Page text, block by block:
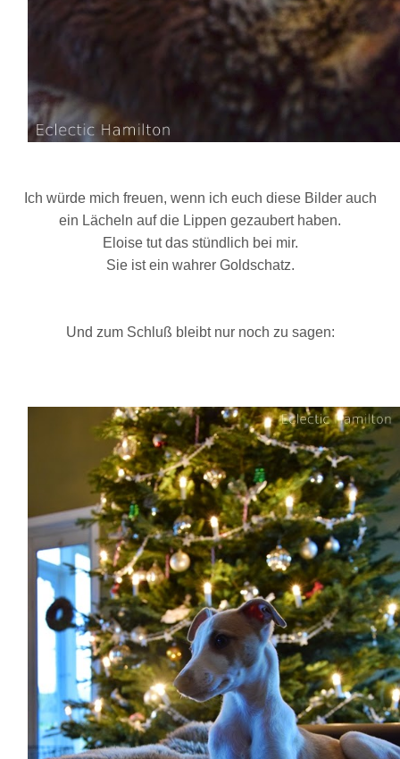
Ich würde mich freuen, wenn ich euch diese Bilder auch
ein Lächeln auf die Lippen gezaubert haben.
Eloise tut das stündlich bei mir.
Sie ist ein wahrer Goldschatz.
Und zum Schluß bleibt nur noch zu sagen: